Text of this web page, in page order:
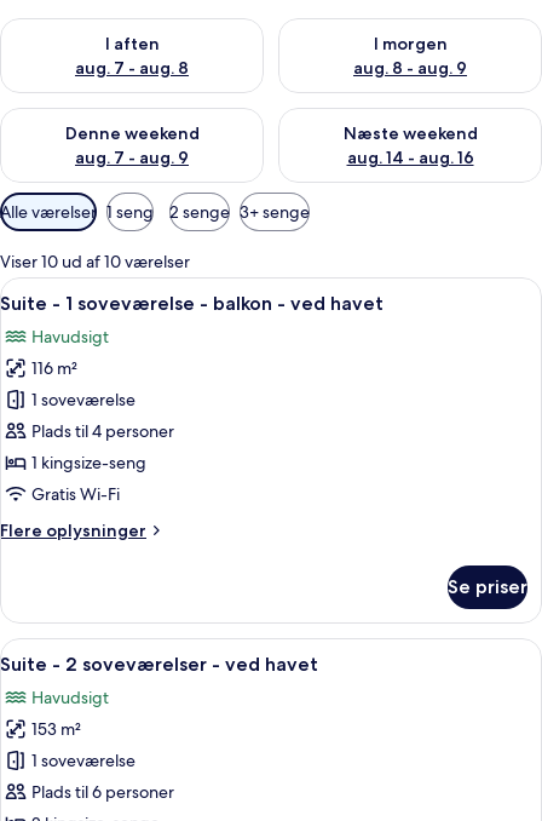
I aften
aug. 7 - aug. 8
Tjek tilgængelighed for i aften aug. 7 - aug. 8
I morgen
aug. 8 - aug. 9
Tjek tilgængelighed for i
Denne weekend
aug. 7 - aug. 9
Tjek tilgængelighed for denne weekend aug. 7 - aug. 9
Næste weekend
aug. 14 - aug. 16
Tjek tilgængelighed for næste
Tilgængelige
filtre
for
værelser
Alle værelser 1 seng 2 senge 3+ senge
Viser 10 ud af 10 værelser
Indlæs
alle
billeder
af
Suite
-
1
soveværelse
balkon
havet
En stue med sofa, to lænestole, et
12
Suite - 1 soveværelse - balkon - ved havet
Havudsigt
116 m²
1 soveværelse
Plads til 4 personer
1 kingsize-seng
Gratis Wi-Fi
Flere oplysninger
Flere
-
soveværelse
balkon
ved
havet
Se priser
Indlæs
alle
billeder
af
Suite
-
En badehotel ved stranden med en
11
Suite - 2 soveværelser - ved havet
Havudsigt
153 m²
1 soveværelse
Plads til 6 personer